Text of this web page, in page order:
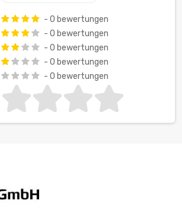
- 0 bewertungen
- 0 bewertungen
- 0 bewertungen
- 0 bewertungen
- 0 bewertungen